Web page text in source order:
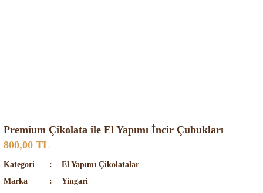
Premium Çikolata ile El Yapımı İncir Çubukları
800,00 TL
Kategori
El Yapımı Çikolatalar
Marka
Yingari